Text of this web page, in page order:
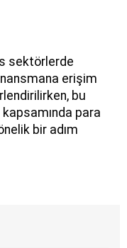
sektörlerde
erişim
bu
para
bir adım